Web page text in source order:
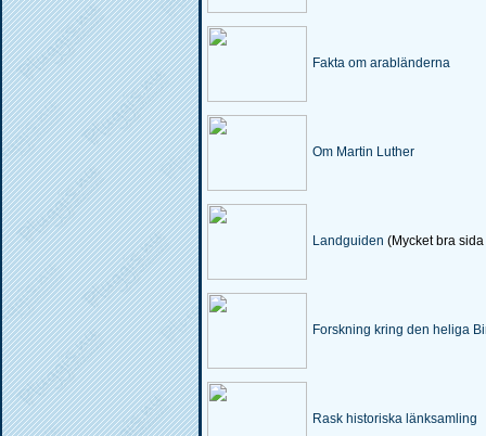
Fakta om arabländerna
Om Martin Luther
Landguiden (Mycket bra
Forskning kring den heliga
Rask historiska länksamling